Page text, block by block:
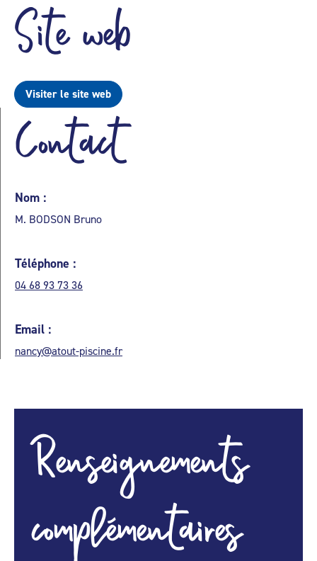
Site web
Visiter le site web
Contact
Nom :
M. BODSON Bruno
Téléphone :
04 68 93 73 36
Email :
nancy@atout-piscine.fr
Renseignements
complémentaires